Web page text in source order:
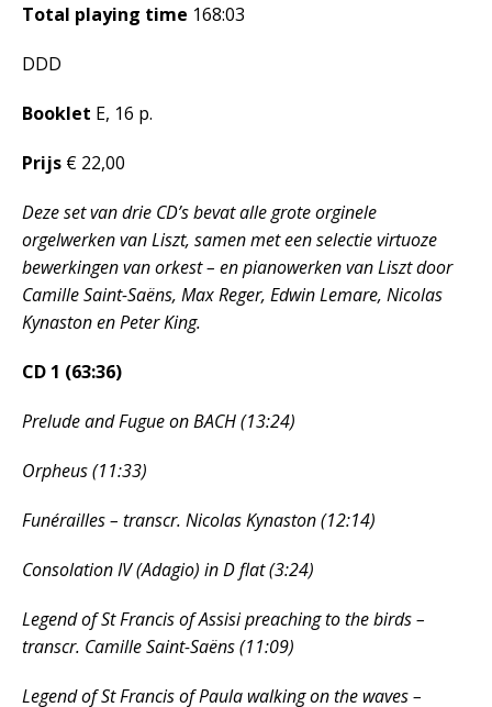
Total playing time 168:03
DDD
Booklet E, 16 p.
Prijs € 22,00
Deze set van drie CD’s bevat alle grote orginele
orgelwerken van Liszt, samen met een selectie virtuoze
bewerkingen van orkest – en pianowerken van Liszt door
Camille Saint-Saëns, Max Reger, Edwin Lemare, Nicolas
Kynaston en Peter King.
CD 1 (63:36)
Prelude and Fugue on BACH (13:24)
Orpheus (11:33)
Funérailles – transcr. Nicolas Kynaston (12:14)
Consolation IV (Adagio) in D flat (3:24)
Legend of St Francis of Assisi preaching to the birds –
transcr. Camille Saint-Saëns (11:09)
Legend of St Francis of Paula walking on the waves –